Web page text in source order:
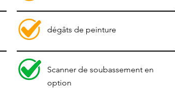
dégâts de peinture
Scanner de soubassement en
option